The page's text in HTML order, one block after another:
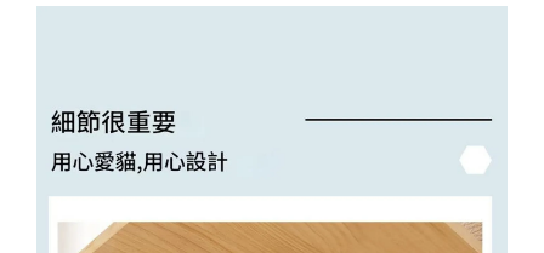
NT$ 370
+